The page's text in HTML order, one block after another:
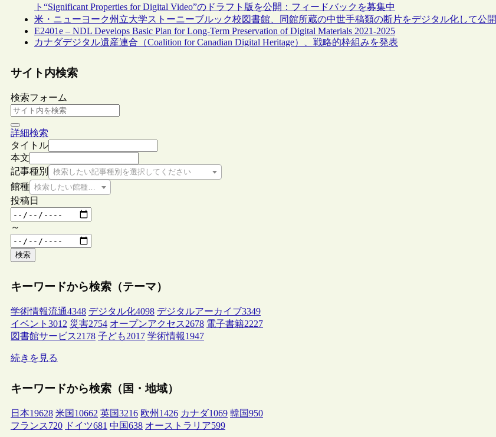
ト“Significant Properties for Digital Video”のドラフト版を公開：フィードバックを募集中
米・ニューヨーク州立大学ストーニーブルック校図書館、同館所蔵の中世手稿類の断片をデジタル化して公開
E2401e – NDL Develops Basic Plan for Long-Term Preservation of Digital Materials 2021-2025
カナダデジタル遺産連合（Coalition for Canadian Digital Heritage）、戦略的枠組みを発表
サイト内検索
検索フォーム
詳細検索
タイトル
本文
記事種別
検索したい記事種別を選択してください
館種 検索したい館種を選択してください
投稿日
～
検索
キーワードから検索（テーマ）
学術情報流通4348 デジタル化4098 デジタルアーカイブ3349
イベント 3012 災害2754 オープンアクセス2678 電子書籍2227
図書館サービス2178 子ども2017 学術情報1947
続きを見る
キーワードから検索（国・地域）
日本19628 米国 10662 英国3216 欧州 1426 カナダ1069 韓国950
フランス720 ドイツ681 中国638 オーストラリア599